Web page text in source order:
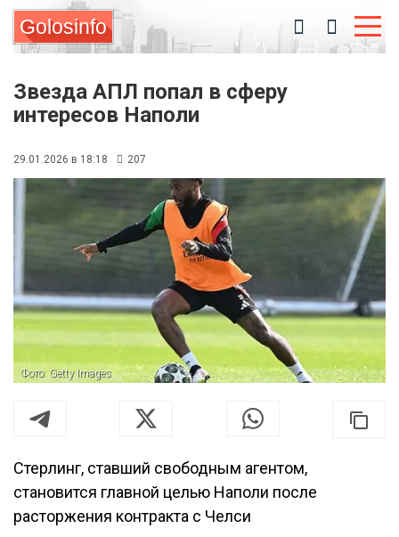
Golosinfo
Звезда АПЛ попал в сферу
интересов Наполи
29.01.2026 в 18:18 207
Фото: Getty Images
Стерлинг, ставший свободным агентом,
становится главной целью Наполи после
расторжения контракта с Челси